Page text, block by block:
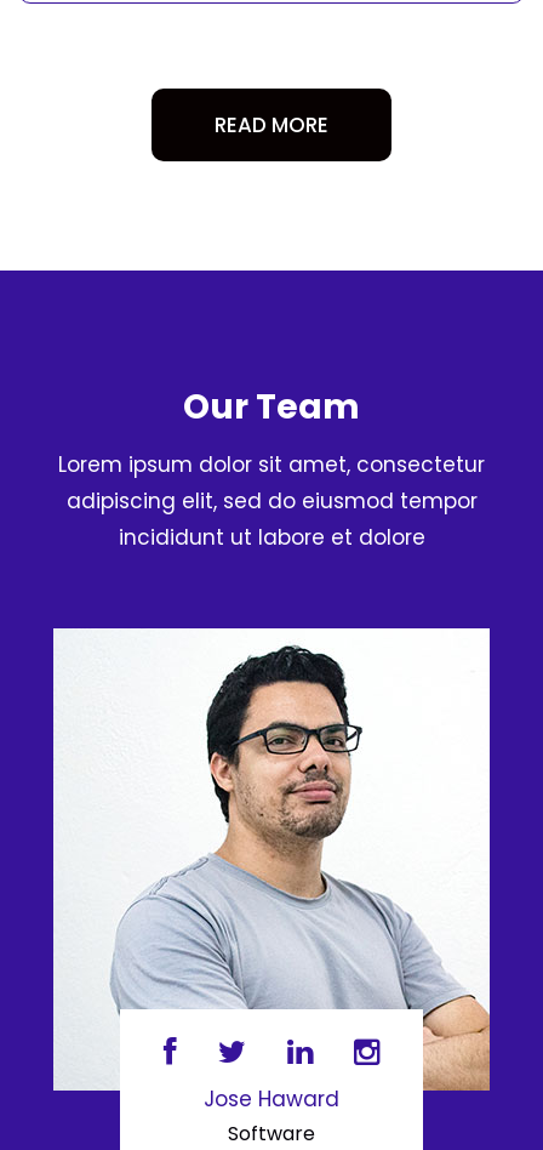
READ MORE
Our Team
Lorem ipsum dolor sit amet, consectetur
adipiscing elit, sed do eiusmod tempor
incididunt ut labore et dolore
Jose Haward
Software